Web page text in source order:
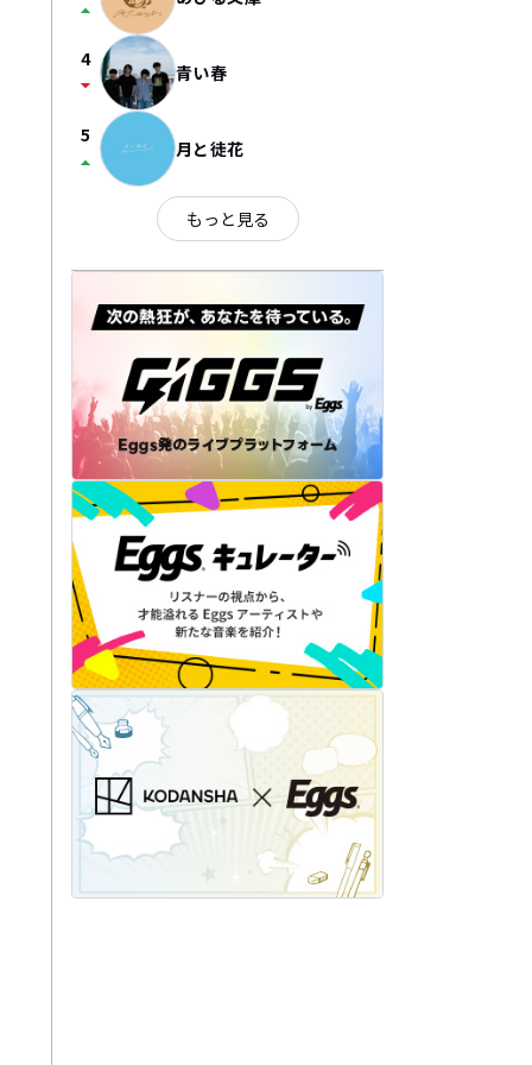
arrow_drop_up
4
arrow_drop_down 青い春
5
arrow_drop_up 月と徒花
もっと見る